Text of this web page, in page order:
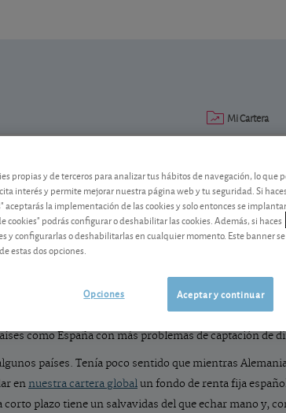
Mi Cartera
3 min. Publicado el 10 septiembre
El BCE manda la
Cuando el Banco Central
temblar. ¿Pero se están
de deuda para aquellos países que soliciten su
como España con más problemas de captación de
países. Tenía poco sentido que mientras
en nuestra cartera globalun fondo de renta fija
plazo tiene un salvavidas del que echar mano y,
propias y de terceros para analizar tus hábitos de navegación, lo
interés y permite mejorar nuestra página web y tu seguridad. Si
aceptarás la implementación de las cookies y solo entonces se
cookies" podrás configurar o deshabilitar las cookies. Además, si haces
y configurarlas o deshabilitarlas en cualquier momento. Este banner
estas dos opciones.
Aceptar y continuar
Opciones